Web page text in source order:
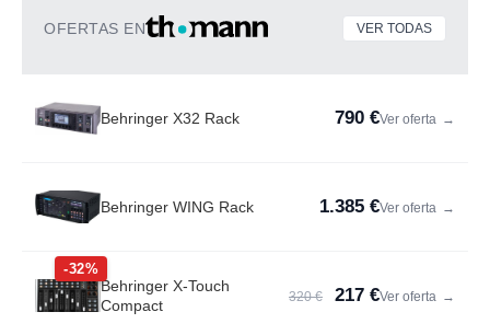
OFERTAS EN VER TODAS
Behringer X32 Rack 790 €Ver oferta →
Behringer WING Rack 1.385 €Ver oferta →
-32%
Behringer X-Touch
Compact
320 € 217 €Ver oferta →